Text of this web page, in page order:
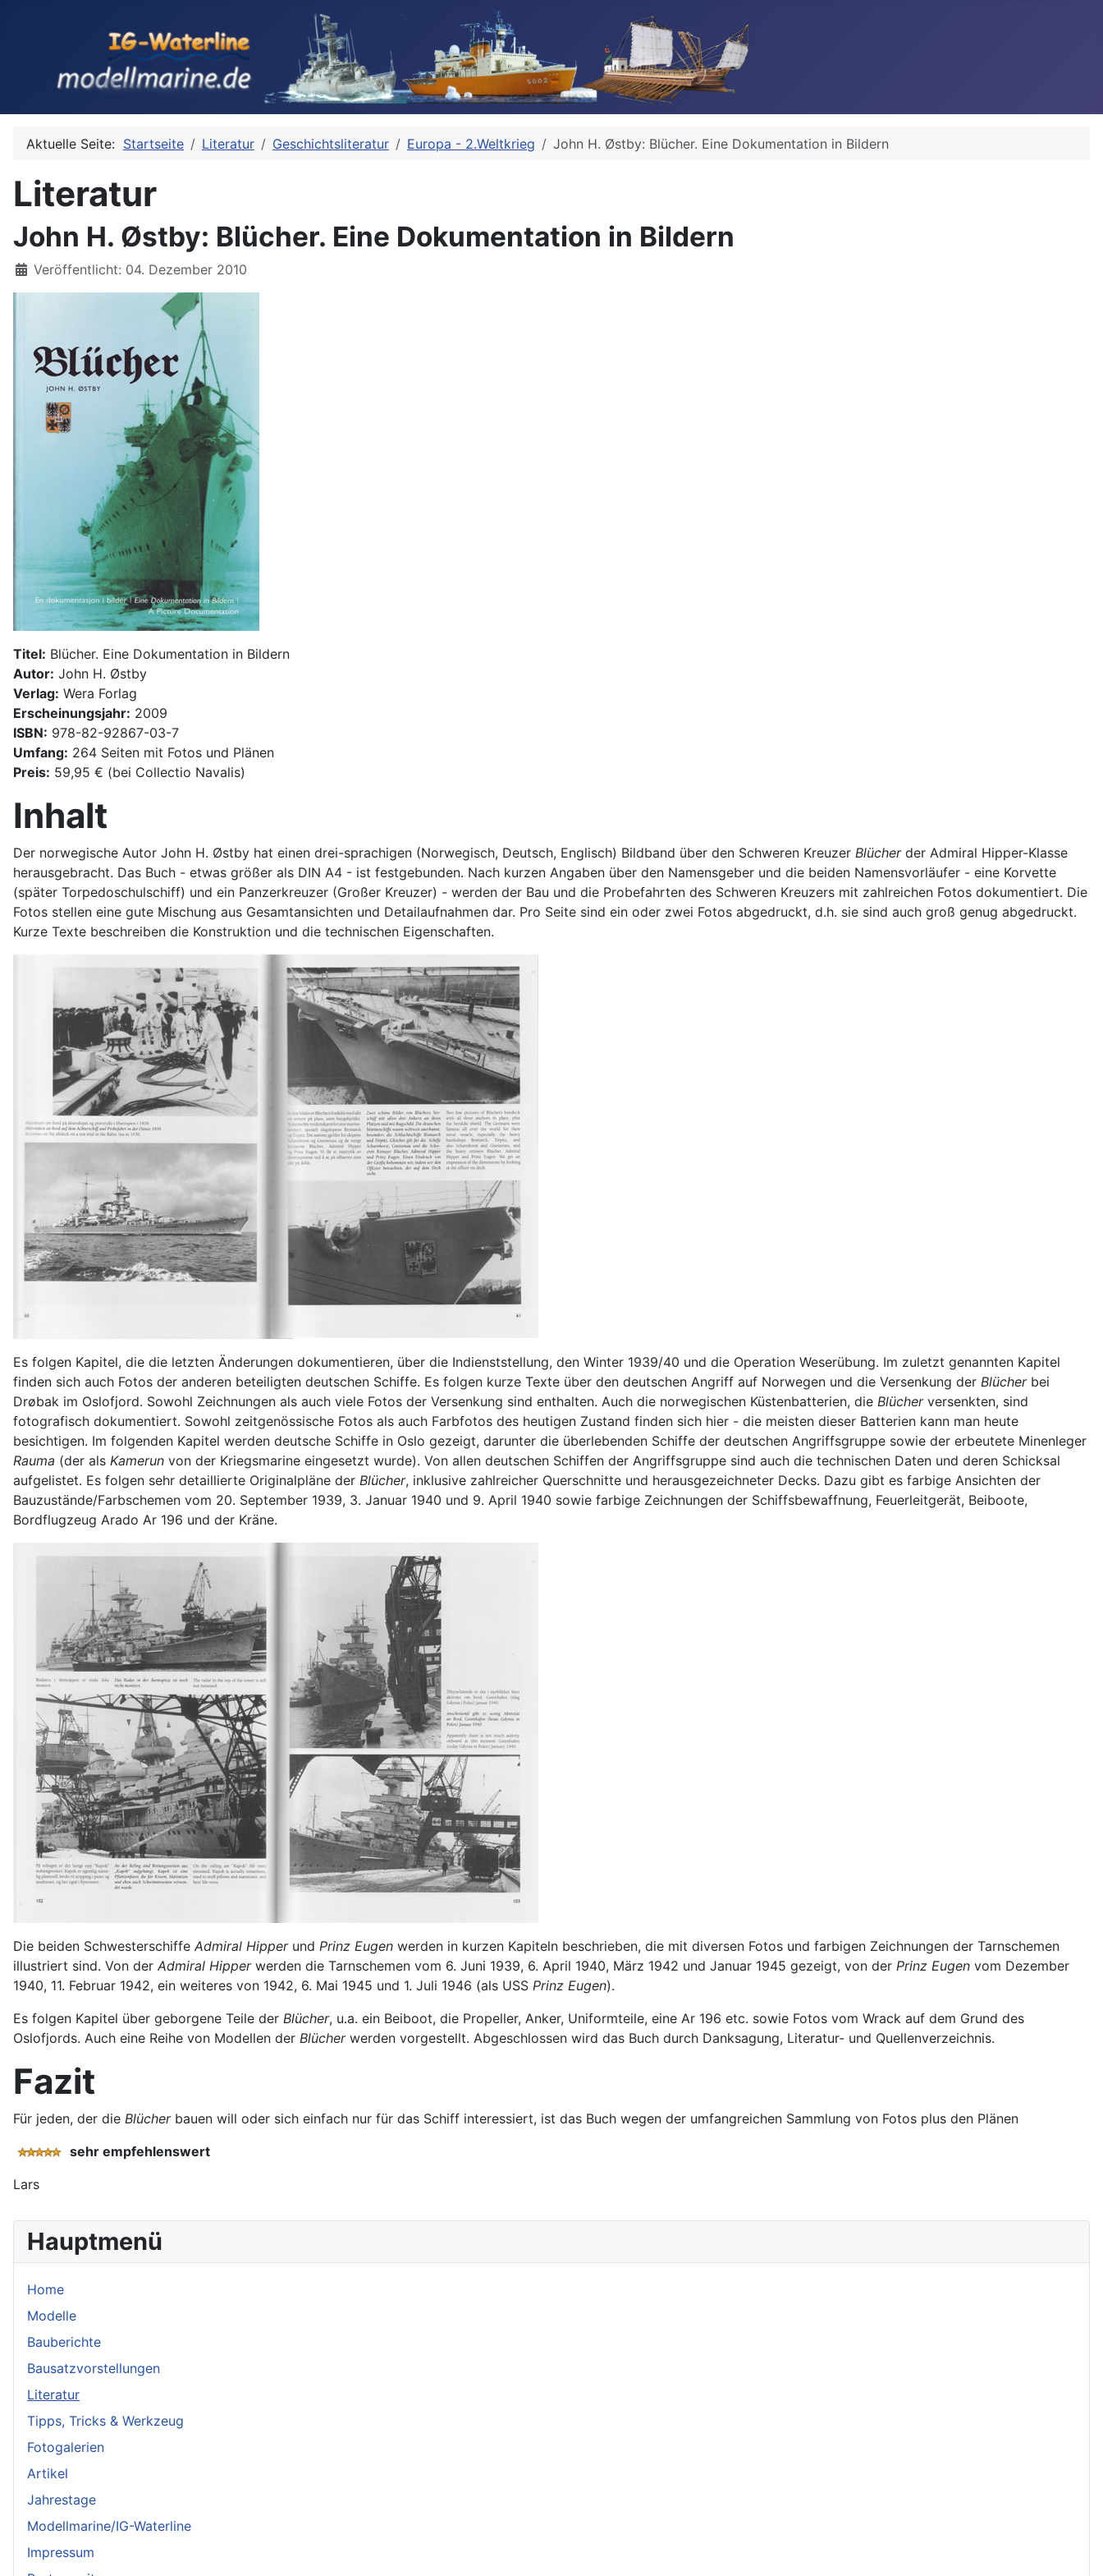
Hauptmenü
Home
Modelle
Bauberichte
Bausatzvorstellungen
Literatur
Tipps, Tricks & Werkzeug
Fotogalerien
Artikel
Jahrestage
Modellmarine/IG-Waterline
Impressum
Aktuelle Seite: Startseite Literatur Geschichtsliteratur Europa - 2.Weltkrieg John H. Østby: Blücher. Eine Dokumentation in Bildern
Literatur
John H. Østby: Blücher. Eine Dokumentation in Bildern
Details
Veröffentlicht: 04. Dezember 2010
Titel: Blücher. Eine Dokumentation in Bildern
Autor: John H. Østby
Verlag: Wera Forlag
Erscheinungsjahr: 2009
ISBN: 978-82-92867-03-7
Umfang: 264 Seiten mit Fotos und Plänen
Preis: 59,95 € (bei Collectio Navalis)
Inhalt
Der norwegische Autor John H. Østby hat einen drei-sprachigen (Norwegisch, Deutsch, Englisch) Bildband über den Schweren Kreuzer Blücherder Admiral Hipper-Klasse
herausgebracht. Das Buch - etwas größer als DIN A4 - ist festgebunden. Nach kurzen Angaben über den Namensgeber und die beiden Namensvorläufer - eine Korvette
(später Torpedoschulschiff) und ein Panzerkreuzer (Großer Kreuzer) - werden der Bau und die Probefahrten des Schweren Kreuzers mit zahlreichen Fotos dokumentiert. Die
Fotos stellen eine gute Mischung aus Gesamtansichten und Detailaufnahmen dar. Pro Seite sind ein oder zwei Fotos abgedruckt, d.h. sie sind auch groß genug abgedruckt.
Kurze Texte beschreiben die Konstruktion und die technischen Eigenschaften.
Es folgen Kapitel, die die letzten Änderungen dokumentieren, über die Indienststellung, den Winter 1939/40 und die Operation Weserübung. Im zuletzt genannten Kapitel
finden sich auch Fotos der anderen beteiligten deutschen Schiffe. Es folgen kurze Texte über den deutschen Angriff auf Norwegen und die Versenkung der Blücherbei
Drøbak im Oslofjord. Sowohl Zeichnungen als auch viele Fotos der Versenkung sind enthalten. Auch die norwegischen Küstenbatterien, die Blücherversenkten, sind
fotografisch dokumentiert. Sowohl zeitgenössische Fotos als auch Farbfotos des heutigen Zustand finden sich hier - die meisten dieser Batterien kann man heute
besichtigen. Im folgenden Kapitel werden deutsche Schiffe in Oslo gezeigt, darunter die überlebenden Schiffe der deutschen Angriffsgruppe sowie der erbeutete Minenleger
Rauma (der als Kamerun von der Kriegsmarine eingesetzt wurde). Von allen deutschen Schiffen der Angriffsgruppe sind auch die technischen Daten und deren Schicksal
aufgelistet. Es folgen sehr detaillierte Originalpläne der Blücher, inklusive zahlreicher Querschnitte und herausgezeichneter Decks. Dazu gibt es farbige Ansichten der
Bauzustände/Farbschemen vom 20. September 1939, 3. Januar 1940 und 9. April 1940 sowie farbige Zeichnungen der Schiffsbewaffnung, Feuerleitgerät, Beiboote,
Bordflugzeug Arado Ar 196 und der Kräne.
Die beiden Schwesterschiffe Admiral Hipperund Prinz Eugen werden in kurzen Kapiteln beschrieben, die mit diversen Fotos und farbigen Zeichnungen der Tarnschemen
illustriert sind. Von der Admiral Hipperwerden die Tarnschemen vom 6. Juni 1939, 6. April 1940, März 1942 und Januar 1945 gezeigt, von der Prinz Eugen vom Dezember
1940, 11. Februar 1942, ein weiteres von 1942, 6. Mai 1945 und 1. Juli 1946 (als USS Prinz Eugen).
Es folgen Kapitel über geborgene Teile der Blücher, u.a. ein Beiboot, die Propeller, Anker, Uniformteile, eine Ar 196 etc. sowie Fotos vom Wrack auf dem Grund des
Oslofjords. Auch eine Reihe von Modellen der Blücherwerden vorgestellt. Abgeschlossen wird das Buch durch Danksagung, Literatur- und Quellenverzeichnis.
Fazit
Für jeden, der die Blücherbauen will oder sich einfach nur für das Schiff interessiert, ist das Buch wegen der umfangreichen Sammlung von Fotos plus den Plänen
sehr empfehlenswert
Lars